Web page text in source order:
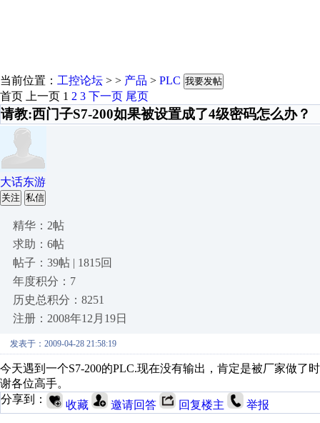
当前位置： 工控论坛 > > 产品 > PLC 我要发帖
首页 上一页 1 2 3 下一页 尾页
请教:西门子S7-200如果被设置成了4级密码怎么办？
大话东游
关注 私信
精华：2帖
求助：6帖
帖子：39帖 | 1815回
年度积分：7
历史总积分：8251
注册：2008年12月19日
发表于：2009-04-28 21:58:19
今天遇到一个S7-200的PLC.现在没有输出，肯定是被厂家做
谢各位高手。
分享到：
收藏 邀请回答 回复楼主 举报